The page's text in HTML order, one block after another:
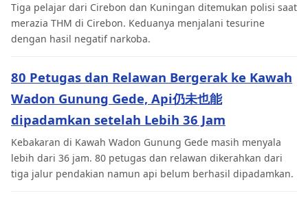
Tiga pelajar dari Cirebon dan Kuningan ditemukan polisi saat
merazia THM di Cirebon. Keduanya menjalani tesurine
dengan hasil negatif narkoba.
80 Petugas dan Relawan Bergerak ke Kawah
Wadon Gunung Gede, Api仍未也能
dipadamkan setelah Lebih 36 Jam
Kebakaran di Kawah Wadon Gunung Gede masih menyala
lebih dari 36 jam. 80 petugas dan relawan dikerahkan dari
tiga jalur pendakian namun api belum berhasil dipadamkan.